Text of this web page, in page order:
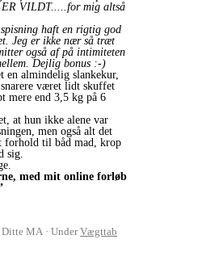
VILDT.....for mig altså
haft en rigtig god
Jeg er ikke nær så træt
også af på intimiteten
Dejlig bonus :-)
en almindelig slankekur,
snarere været lidt skuffet
mere end 3,5 kg på 6
at hun ikke alene var
men også alt det
forhold til båd mad, krop
sig.
med mit online forløb
Ditte MA UnderVægttab